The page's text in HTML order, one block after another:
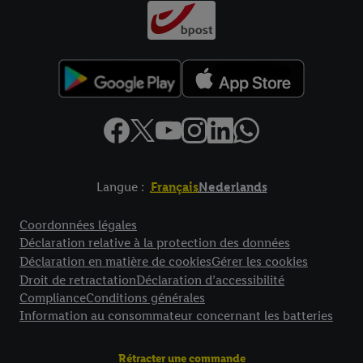
Langue : FrançaisNederlands
Coordonnées légales
Déclaration relative à la protection des données
Déclaration en matière de cookiesGérer les cookies
Droit de retractationDéclaration d’accessibilité
ComplianceConditions générales
Information au consommateur concernant les batteries
Rétracter une commande